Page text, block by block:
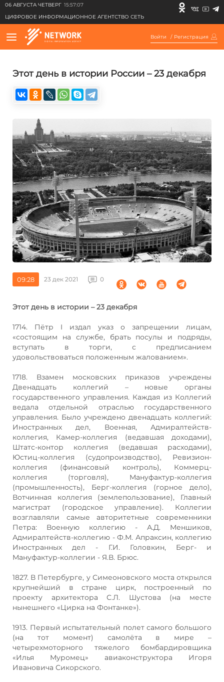
06 АВГУСТА ЧЕТВЕРГ 15:57:07
ЦИФРОВОЕ ИНФОРМАЦИОННОЕ АГЕНТСТВО СЕТЬ
Войти / Регистрация
Этот день в истории России – 23 декабря
09:28 23 дек 2021 0
Этот день в истории – 23 декабря
1714. Пётр I издал указ о запрещении лицам,
«состоящим на службе, брать посулы и подряды,
вступать в торги, с предписанием
удовольствоваться положенным жалованием».
1718. Взамен московских приказов учреждены
Двенадцать коллегий – новые органы
государственного управления. Каждая из Коллегий
ведала отдельной отраслью государственного
управления. Было учреждено двенадцать коллегий:
Иностранных дел, Военная, Адмиралтейств-
коллегия, Камер-коллегия (ведавшая доходами),
Штатс-контор коллегия (ведавшая расходами),
Юстиц-коллегия (судопроизводство), Ревизион-
коллегия (финансовый контроль), Коммерц-
коллегия (торговля), Мануфактур-коллегия
(промышленность), Берг-коллегия (горное дело),
Вотчинная коллегия (землепользование), Главный
магистрат (городское управление). Коллегии
возглавляли самые авторитетные современники
Петра: Военную коллегию - А.Д. Меншиков,
Адмиралтейств-коллегию - Ф.М. Апраксин, коллегию
Иностранных дел - Г.И. Головкин, Берг- и
Мануфактур-коллегии - Я.В. Брюс.
1827. В Петербурге, у Симеоновского моста открылся
крупнейший в стране цирк, построенный по
проекту архитектора С.Л. Шустова (на месте
нынешнего «Цирка на Фонтанке»).
1913. Первый испытательный полет самого большого
(на тот момент) самолёта в мире –
четырехмоторного тяжелого бомбардировщика
«Илья Муромец» авиаконструктора Игоря
Ивановича Сикорского.